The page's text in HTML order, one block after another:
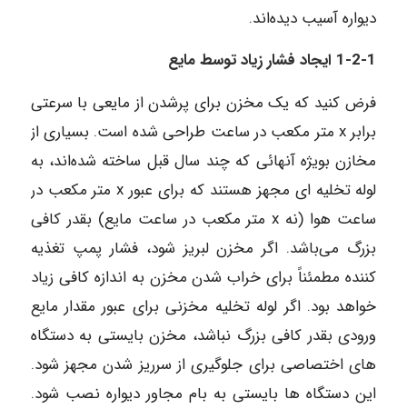
دیواره آسیب دیده‌اند.
1-2-1 ایجاد فشار زیاد توسط مایع
فرض کنید که یک مخزن برای پرشدن از مایعی با سرعتی
برابر x متر مکعب در ساعت طراحی شده است. بسیاری از
مخازن بویژه آنهائی که چند سال قبل ساخته شده‌اند، به
لوله تخلیه‌ ای مجهز هستند که برای عبور x متر مکعب در
ساعت هوا (نه x متر مکعب در ساعت مایع) بقدر کافی
بزرگ می‌باشد. اگر مخزن لبریز شود، فشار پمپ تغذیه‌
کننده مطمئناً برای خراب شدن مخزن به اندازه کافی زیاد
خواهد بود. اگر لوله تخلیه مخزنی برای عبور مقدار مایع
ورودی بقدر کافی بزرگ نباشد، مخزن بایستی به دستگا‌ه
های اختصاصی برای جلوگیری از سرریز شدن مجهز شود.
این دستگاه ها بایستی به بام مجاور دیواره نصب شود.